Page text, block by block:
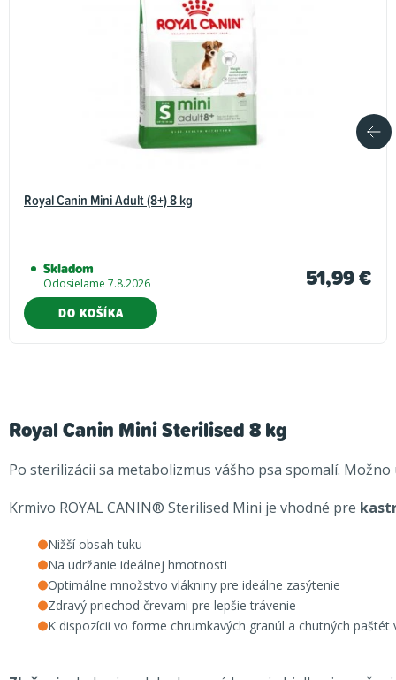
Royal Canin Mini Adult (8+) 8 kg
Skladom
Odosielame 7.8.2026 51,99 €
DO KOŠÍKA
Royal Canin Mini Sterilised 8 kg
Po sterilizácii sa metabolizmus vášho psa spomalí.
Krmivo ROYAL CANIN® Sterilised Mini je vhodné pre
Nižší obsah tuku
Na udržanie ideálnej hmotnosti
Optimálne množstvo vlákniny pre ideálne zasýtenie
Zdravý priechod črevami pre lepšie trávenie
K dispozícii vo forme chrumkavých granúl a chutných paštét